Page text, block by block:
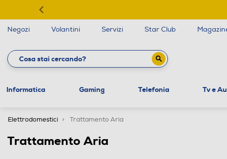
Negozi Volantini Servizi Star Club
Informatica Gaming Telefonia Tv e
Elettrodomestici Trattamento Aria
Trattamento Aria